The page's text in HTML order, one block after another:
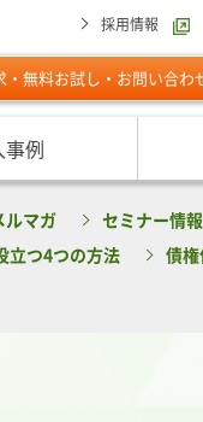
採用情報
・無料お試し・お問い合わ
最適な与信限度額
IPOに向けて
サービスに対する取り組
よくあるご質問
スターの独自調査レポート
調べ（直近リリース）
例
ース
ルマガ セミナー情報
立つ4つの方法 債権